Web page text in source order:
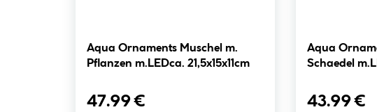
Aqua Ornaments Muschel m.
Pflanzen m.LEDca. 21,5x15x11cm
47.99 €
Aqua
Schaedel
43.99 €